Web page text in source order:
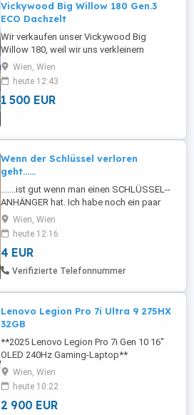
Vickywood Big Willow 180 Gen.3
ECO Dachzelt
Wir verkaufen unser Vickywood Big
Willow 180, weil wir uns verkleinern
möchten( Liegefläche 180x240cm). Wir
haben es 2024 NEU gekauft und es erst
fünf Mal benutzt. Zum Aufbau des
Dachzelts benötigen wir nichtmal 10
bereits von unserem ...
Wien, Wien
heute 12:43
1 500 EUR
Wenn der Schlüssel verloren
geht......
.......ist gut wenn man einen SCHLÜSSEL--
ANHÄNGER hat. Ich habe noch ein paar
von meiner Sammlung zum verhöckern.
Preislich ab 4 . Bei Abnahme mehrerer gibt
es einen super tollen großzügigen
Sonderpreis. Kann auch per Schlüssel--
Post geschickt werden. BITTE luagern Sie
Wien, Wien
heute 12:16
4 EUR
Verifizierte Telefonnummer
Lenovo Legion Pro 7i Ultra 9 275HX
32GB
**2025 Lenovo Legion Pro 7i Gen 10 16"
OLED 240Hz Gaming-Laptop**
**Modell:** 16IAX10H Herstellungsdatum:
22. Juni 2026 Zum Verkauf steht ein
**brandneuer, originalverpackter
(werkseitig versiegelter) 2025 Lenovo
Wien, Wien
heute 10:22
2 900 EUR